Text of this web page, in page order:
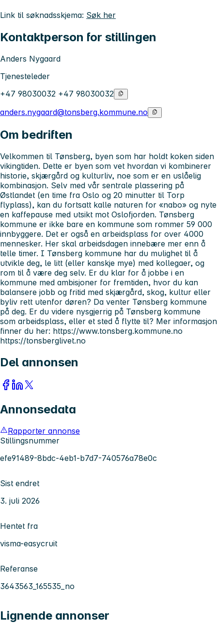
Link til søknadsskjema: Søk her
Kontaktperson for stillingen
Anders Nygaard
Tjenesteleder
+47 98030032 +47 98030032
anders.nygaard@tonsberg.kommune.no
Om bedriften
Velkommen til Tønsberg, byen som har holdt koken siden
vikingtiden. Dette er byen som vet hvordan vi kombinerer
historie, skjærgård og kulturliv, noe som er en uslåelig
kombinasjon. Selv med vår sentrale plassering på
Østlandet (en time fra Oslo og 20 minutter til Torp
flyplass), kan du fortsatt kalle naturen for «nabo» og nyte
en kaffepause med utsikt mot Oslofjorden. Tønsberg
kommune er ikke bare en kommune som rommer 59 000
innbyggere. Det er også en arbeidsplass for over 4000
mennesker. Her skal arbeidsdagen innebære mer enn å
telle timer. I Tønsberg kommune har du mulighet til å
utvikle deg, le litt (eller kanskje mye) med kollegaer, og
rom til å være deg selv. Er du klar for å jobbe i en
kommune med ambisjoner for fremtiden, hvor du kan
balansere jobb og fritid med skjærgård, skog, kultur eller
byliv rett utenfor døren? Da venter Tønsberg kommune
på deg. Er du videre nysgjerrig på Tønsberg kommune
som arbeidsplass, eller et sted å flytte til? Mer informasjon
finner du her: https://www.tonsberg.kommune.no
https://tonsberglivet.no
Del annonsen
Annonsedata
Rapporter annonse
Stillingsnummer
efe91489-8bdc-4eb1-b7d7-740576a78e0c
Sist endret
3. juli 2026
Hentet fra
visma-easycruit
Referanse
3643563_165535_no
Lignende annonser